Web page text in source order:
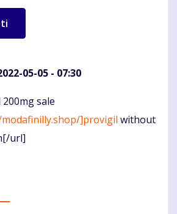
05-05 - 07:30
sale
]provigil without
url]